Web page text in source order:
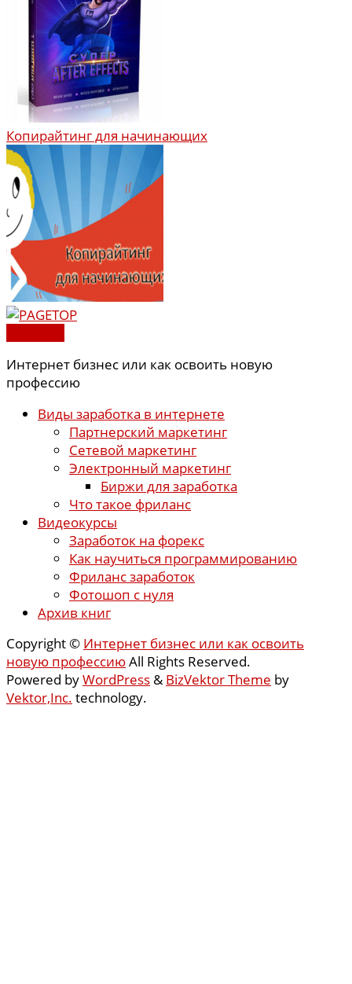
Копирайтинг для начинающих
Интернет бизнес или как освоить новую
профессию
Виды заработка в интернете
Партнерский маркетинг
Сетевой маркетинг
Электронный маркетинг
Биржи для заработка
Что такое фриланс
Видеокурсы
Заработок на форекс
Как научиться программированию
Фриланс заработок
Фотошоп с нуля
Архив книг
Copyright © Интернет бизнес или как освоить
новую профессиюAll Rights Reserved.
Powered byWordPress & BizVektor Theme by
Vektor,Inc. technology.